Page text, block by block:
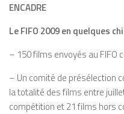
ENCADRE
Le FIFO 2009 en quelques
– 150 films envoyés au FIFO
– Un comité de présélection
la totalité des films entre
compétition et 21 films hors